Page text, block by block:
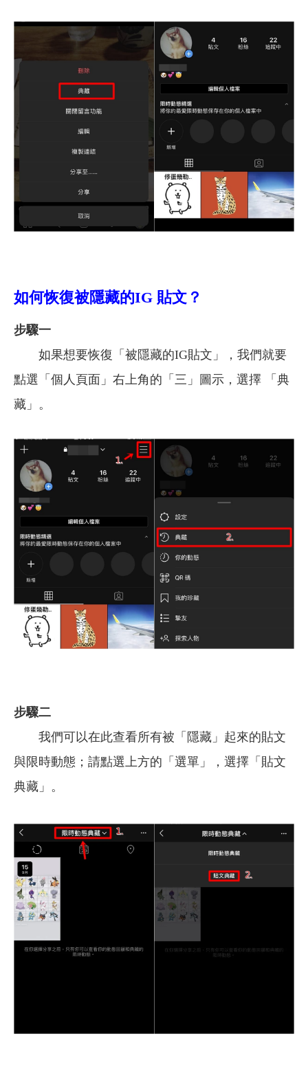
如何恢復被隱藏的IG 貼文？
步驟一
如果想要恢復「被隱藏的IG貼文」，我們就要
點選「個人頁面」右上角的「三」圖示，選擇 「典
藏」。
步驟二
我們可以在此查看所有被「隱藏」起來的貼文
與限時動態；請點選上方的「選單」，選擇「貼文
典藏」。